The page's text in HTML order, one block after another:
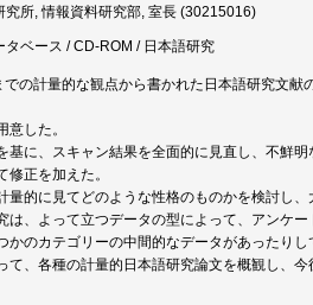
究所, 情報資料研究部, 室長 (30215016)
タベース / CD-ROM / 日本語研究
の計量的な観点から書かれた日本語研究文
意した。
基に、スキャン結果を全面的に見直し、不鮮
修正を加えた。
量的に見てどのような性格のものかを検討し、
は、よって立つデータの型によって、アンケ
かのカテゴリーの中間的なデータがあったりし
て、各種の計量的日本語研究論文を概観し、今